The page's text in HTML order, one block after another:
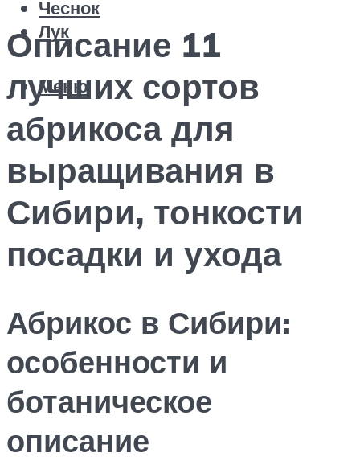
Чеснок
Лук
Меню
Описание 11
лучших сортов
абрикоса для
выращивания в
Сибири, тонкости
посадки и ухода
Абрикос в Сибири:
особенности и
ботаническое
описание